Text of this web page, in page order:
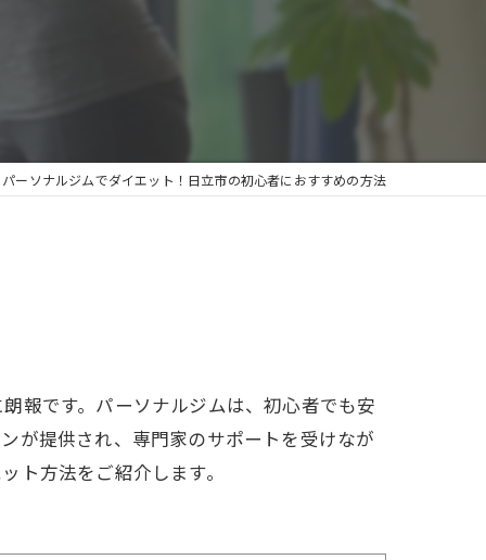
パーソナルジムでダイエット！日立市の初心者におすすめの方法
報です。パーソナルジムは、初心者でも安
が提供され、専門家のサポートを受けなが
ト方法をご紹介します。